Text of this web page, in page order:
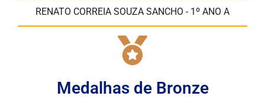
RENATO CORREIA SOUZA SANCHO - 1º ANO A
Medalhas de Bronze